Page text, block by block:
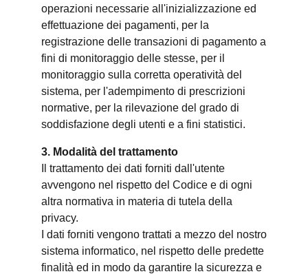
operazioni necessarie all'inizializzazione ed
effettuazione dei pagamenti, per la
registrazione delle transazioni di pagamento a
fini di monitoraggio delle stesse, per il
monitoraggio sulla corretta operatività del
sistema, per l'adempimento di prescrizioni
normative, per la rilevazione del grado di
soddisfazione degli utenti e a fini statistici.
3. Modalità del trattamento
Il trattamento dei dati forniti dall'utente
avvengono nel rispetto del Codice e di ogni
altra normativa in materia di tutela della
privacy.
I dati forniti vengono trattati a mezzo del nostro
sistema informatico, nel rispetto delle predette
finalità ed in modo da garantire la sicurezza e